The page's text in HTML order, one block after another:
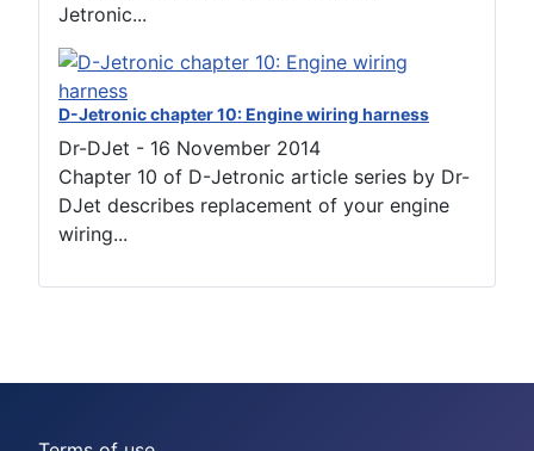
Jetronic...
D-Jetronic chapter 10: Engine wiring harness
Dr-DJet - 16 November 2014
Chapter 10 of D-Jetronic article series by Dr-
DJet describes replacement of your engine
wiring...